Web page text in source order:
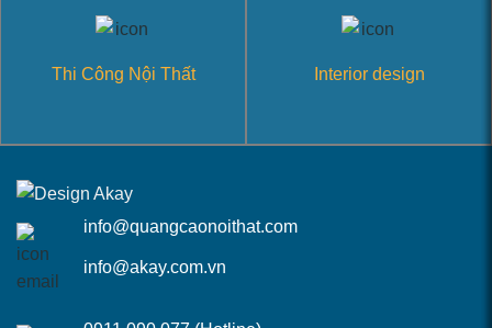
Thi Công Nội Thất Interior design
info@quangcaonoithat.com
info@akay.com.vn